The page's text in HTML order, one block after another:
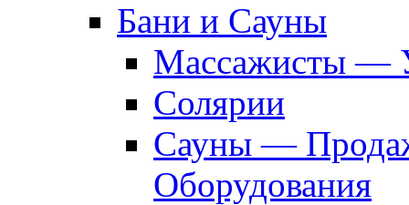
Бани и Сауны
Массажисты —
Солярии
Сауны —
Оборудования